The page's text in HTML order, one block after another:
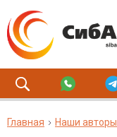
Главная Наши авторы